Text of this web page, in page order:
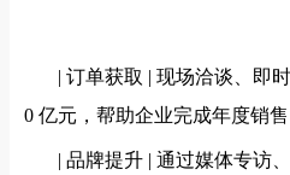
| 订单获取 | 现场洽谈、即
0 亿元，帮助企业完成年度销
| 品牌提升 | 通过媒体专访